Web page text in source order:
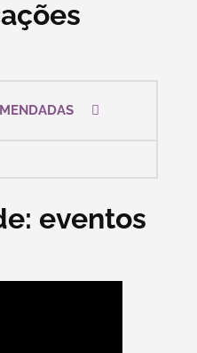
eventos